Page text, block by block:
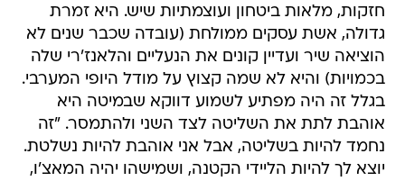
חזקות, מלאות ביטחון ועוצמתיות שיש. היא זמרת
גדולה, אשת עסקים ממולחת (עובדה שכבר שנים לא
הוציאה שיר ועדיין קונים את הנעליים והלאנז'רי שלה
בכמויות) והיא לא שמה קצוץ על מודל היופי המערבי.
בגלל זה היה מפתיע לשמוע דווקא שבמיטה היא
אוהבת לתת את השליטה לצד השני ולהתמסר. "זה
נחמד להיות בשליטה, אבל אני אוהבת להיות נשלטת.
יוצא לך להיות הליידי הקטנה, ושמישהו יהיה המאצ'ו,